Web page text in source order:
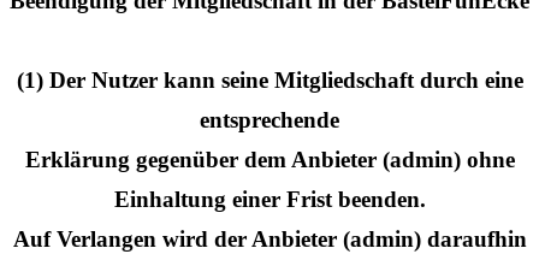
(1) Der Nutzer kann seine Mitgliedschaft durch eine
entsprechende
Erklärung gegenüber dem Anbieter (admin) ohne
Einhaltung einer Frist beenden.
Auf Verlangen wird der Anbieter (admin) daraufhin